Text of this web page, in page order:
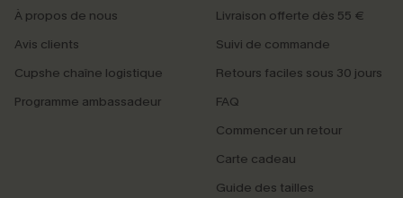
À propos de nous
Avis clients
Cupshe chaîne logistique
Programme ambassadeur
Livraison offerte dès 55 €
Suivi de commande
Retours faciles sous 30 jours
FAQ
Commencer un retour
Carte cadeau
Guide des tailles
PROFITEZ DE -15%